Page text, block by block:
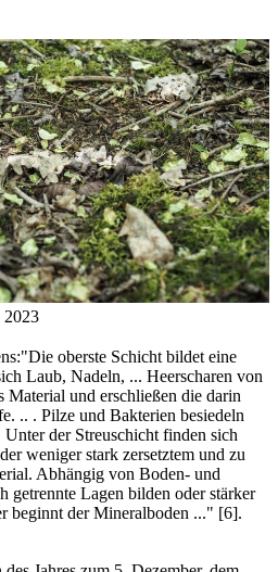
oberste Schicht bildet eine
Laub, Nadeln, ... Heerscharen von
Material und erschließen die darin
.. . Pilze und Bakterien besiedeln
Unter der Streuschicht finden sich
weniger stark zersetztem und zu
Abhängig von Boden- und
getrennte Lagen bilden oder stärker
beginnt der Mineralboden ..." [6].